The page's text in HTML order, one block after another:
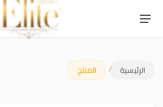
الرئيسية / المنتج